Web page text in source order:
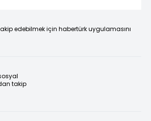
edebilmek için habertürk uygulamasını
takip